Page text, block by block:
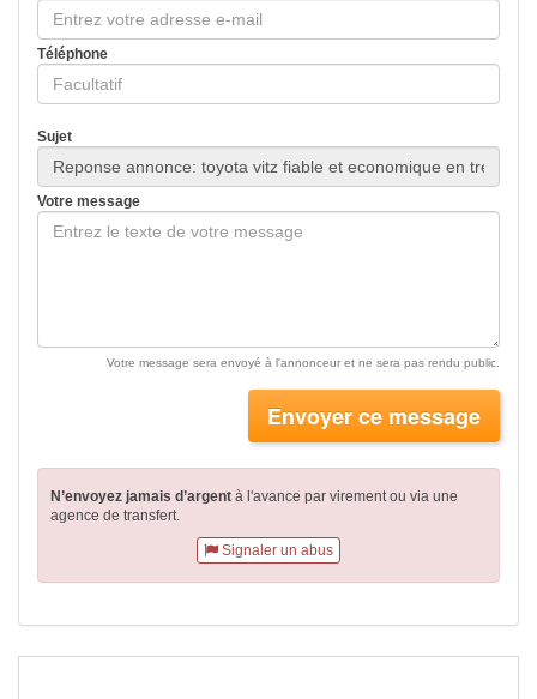
Téléphone
Sujet
Votre message
Votre message sera envoyé à l'annonceur et ne sera pas rendu public.
Envoyer ce message
N’envoyez jamais d’argent à l'avance par virementou via une
agence de transfert.
Signaler un abus